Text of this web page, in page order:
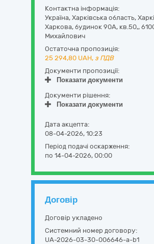
Контактна інформація:
Україна, Харківська область,
Харкова, будинок 90А, кв.50,,
Михайлович
Остаточна пропозиція:
25 294,80 UAH, з ПДВ
Документи пропозиції:
Показати документи
Документи рішення:
Показати документи
Дата акцепта:
08-04-2026, 10:23
Період подачі оскарження:
по 14-04-2026, 00:00
Договір
Договір укладено
Системний номер договору:
UA-2026-03-30-006646-a-b1